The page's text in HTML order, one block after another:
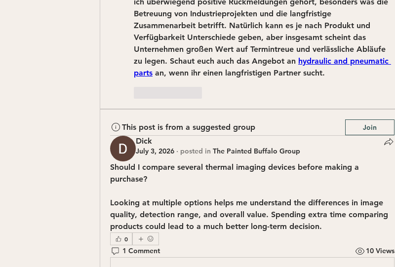
Betreuung von Industrieprojekten und die langfristige
Zusammenarbeit betrifft. Natürlich kann es je nach Produkt und
Verfügbarkeit Unterschiede geben, aber insgesamt scheint das
Unternehmen großen Wert auf Termintreue und verlässliche Abläufe
zu legen. Schaut euch auch das Angebot an hydraulic and pneumatic
parts an, wenn ihr einen langfristigen Partner sucht.
This post is from a suggested group Join
Dick
July 3, 2026 · posted in The Painted Buffalo Group
Should I compare several thermal imaging devices before making a
purchase?
Looking at multiple options helps me understand the differences in image
quality, detection range, and overall value. Spending extra time comparing
products could lead to a much better long-term decision.
0
1 Comment 10 Views